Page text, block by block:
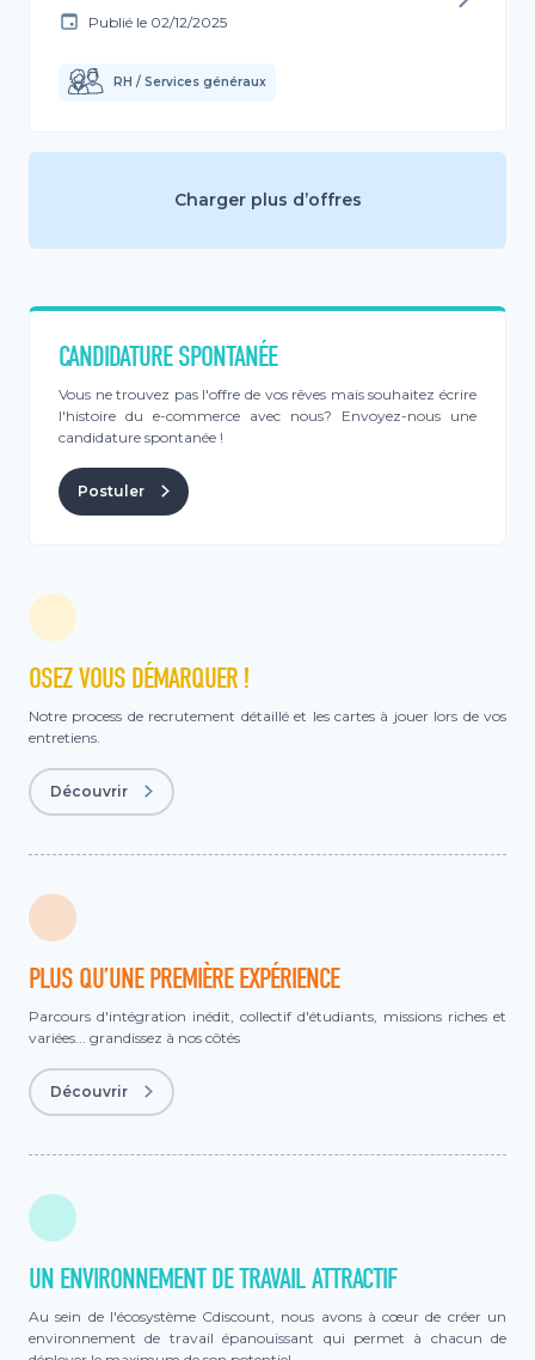
Publié le 02/12/2025
RH / Services généraux
Charger plus d’offres
CANDIDATURE SPONTANÉE
Vous ne trouvez pas l'offre de vos rêves mais souhaitez écrire
l'histoire du e-commerce avec nous? Envoyez-nous une
candidature spontanée !
Postuler
OSEZ VOUS DÉMARQUER !
Notre process de recrutement détaillé et les cartes à jouer lors de vos
entretiens.
Découvrir
PLUS QU’UNE PREMIÈRE EXPÉRIENCE
Parcours d'intégration inédit, collectif d'étudiants, missions riches et
variées... grandissez à nos côtés
Découvrir
UN ENVIRONNEMENT DE TRAVAIL ATTRACTIF
Au sein de l'écosystème Cdiscount, nous avons à cœur de créer un
environnement de travail épanouissant qui permet à chacun de